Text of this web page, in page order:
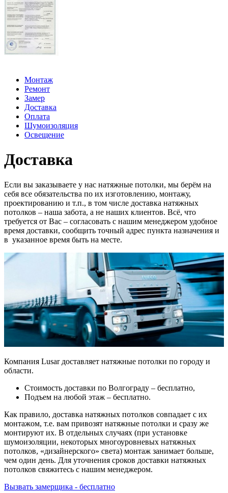
Монтаж
Ремонт
Замер
Доставка
Оплата
Шумоизоляция
Освещение
Доставка
Если вы заказываете у нас натяжные потолки, мы берём на
себя все обязательства по их изготовлению, монтажу,
проектированию и т.п., в том числе доставка натяжных
потолков – наша забота, а не наших клиентов. Всё, что
требуется от Вас – согласовать с нашим менеджером удобное
время доставки, сообщить точный адрес пункта назначения и
в указанное время быть на месте.
Компания Lusar доставляет натяжные потолки по городу и
области.
Стоимость доставки по Волгограду – бесплатно,
Подъем на любой этаж – бесплатно.
Как правило, доставка натяжных потолков совпадает с их
монтажом, т.е. вам привозят натяжные потолки и сразу же
монтируют их. В отдельных случаях (при установке
шумоизоляции, некоторых многоуровневых натяжных
потолков, «дизайнерского» света) монтаж занимает больше,
чем один день. Для уточнения сроков доставки натяжных
потолков свяжитесь с нашим менеджером.
Вызвать замерщика - бесплатно